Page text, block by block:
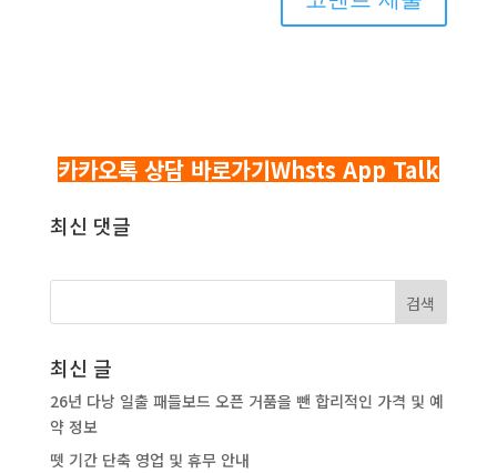
카카오톡 상담 바로가기Whsts App Talk
최신 댓글
최신 글
26년 다낭 일출 패들보드 오픈 거품을 뺀 합리적인 가격 및 예
약 정보
뗏 기간 단축 영업 및 휴무 안내